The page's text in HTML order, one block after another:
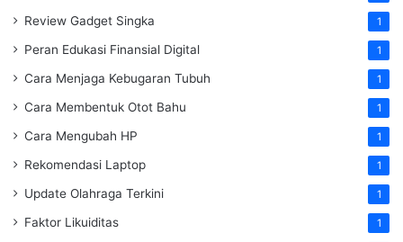
Review Gadget Singka 1
Peran Edukasi Finansial Digital 1
Cara Menjaga Kebugaran Tubuh 1
Cara Membentuk Otot Bahu 1
Cara Mengubah HP 1
Rekomendasi Laptop 1
Update Olahraga Terkini 1
Faktor Likuiditas 1